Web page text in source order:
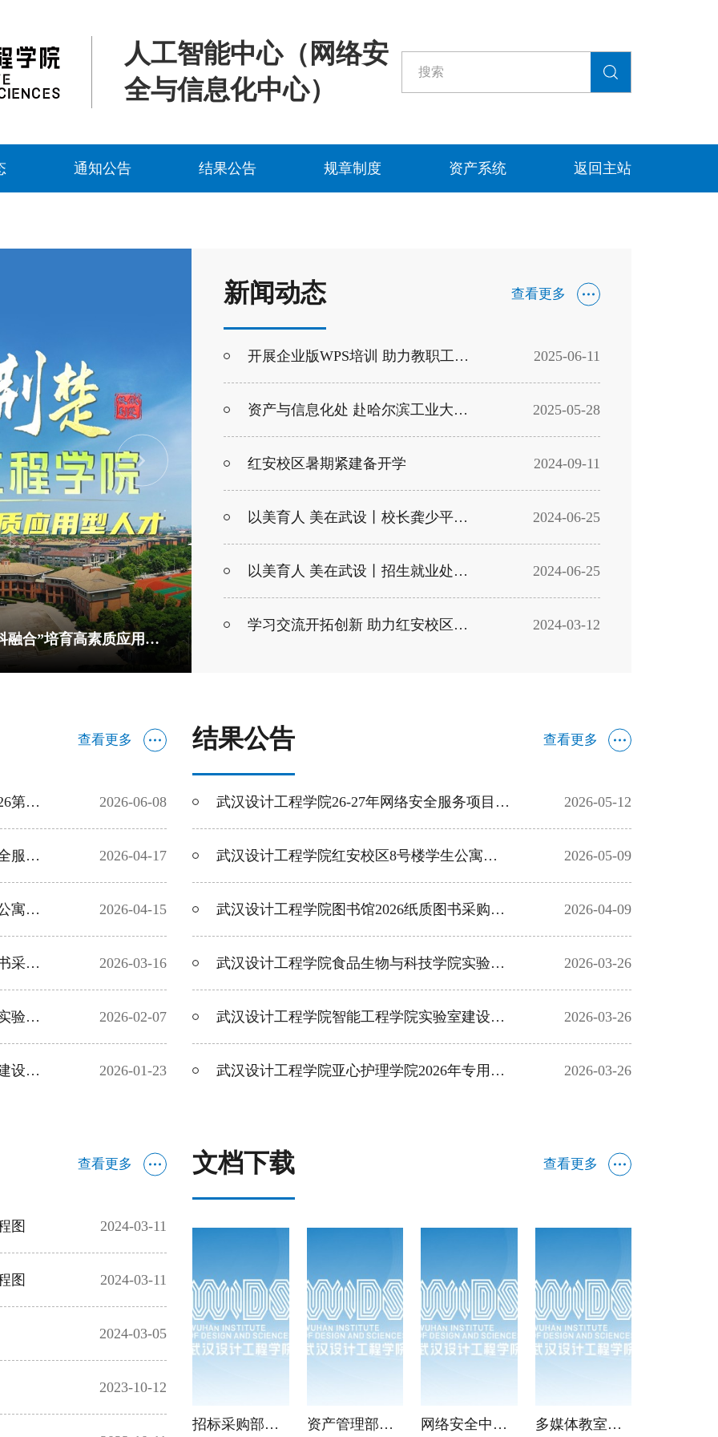
人工智能中心（网络安
全与信息化中心）
通知公告 结果公告 规章制度 资产系统 返回主站
以美育人 美在武设丨校长龚少平：“艺科融合”培育高素质应用型人才 优化教学环境 满足师生需求
新闻动态 查看更多
开展企业版WPS培训 助力教职工提升办公效能 2025-06-11
资产与信息化处 赴哈尔滨工业大学进行交流访问 2025-05-28
红安校区暑期紧建备开学 2024-09-11
以美育人 美在武设丨校长龚少平：“艺科融合”培育高素质应用型人才 2024-06-25
以美育人 美在武设丨招生就业处处长张浩：面向“大文创、大健康” 培养“艺科融合”人才 2024-06-25
学习交流开拓创新 助力红安校区建设 2024-03-12
查看更多
武汉设计工程学院亚心生命健康学院2026第三期实验室设备采购项目招标公告 2026-06-08
武汉设计工程学院网络安全中心网络安全服务采购项目招标公告 2026-04-17
武汉设计工程学院红安校区八号楼学生公寓电梯采购项目招标公告 2026-04-15
武汉设计工程学院图书馆2026年纸质图书采购项目招标公告 2026-03-16
武汉设计工程学院食品生物与科技学院实验室耗材采购项目招标公告 2026-02-07
武汉设计工程学院智能工程学院实验室建设采购项目招标公告 2026-01-23
结果公告 查看更多
武汉设计工程学院26-27年网络安全服务项目采购项目结果公告 2026-05-12
武汉设计工程学院红安校区8号楼学生公寓电梯采购项目招标结果公告 2026-05-09
武汉设计工程学院图书馆2026纸质图书采购项目招标结果公告 2026-04-09
武汉设计工程学院食品生物与科技学院实验室耗材采购项目招标结果公告 2026-03-26
武汉设计工程学院智能工程学院实验室建设采购项目招标结果公告 2026-03-26
武汉设计工程学院亚心护理学院2026年专用材料（课程耗材）采购项目招标结果公告 2026-03-26
查看更多
图 2024-03-11
图 2024-03-11
2024-03-05
2023-10-12
文档下载 查看更多
招标采购部门表格 资产管理部门表格 网络安全中心部门表格 多媒体教室使用讲解视频